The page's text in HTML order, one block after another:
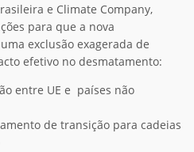
e Climate Company,
para que a nova
exclusão exagerada de
efetivo no desmatamento:
entre UE e países não
de transição para cadeias